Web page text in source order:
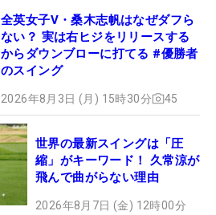
全英女子V・桑木志帆はなぜダフら
ない？ 実は右ヒジをリリースする
からダウンブローに打てる #優勝者
のスイング
2026年8月3日 (月) 15時30分 45
世界の最新スイングは「圧
縮」がキーワード！ 久常涼が
飛んで曲がらない理由
2026年8月7日 (金) 12時00分